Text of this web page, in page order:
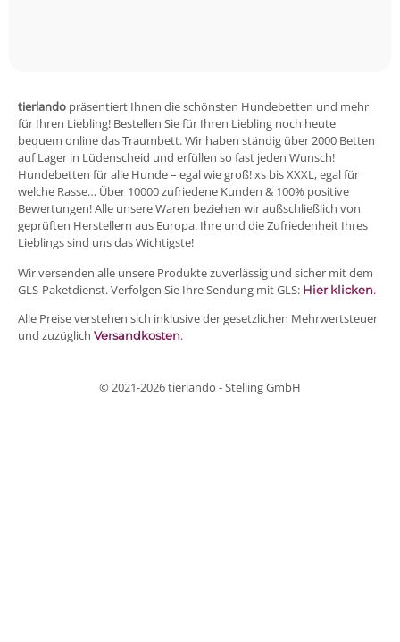
tierlando präsentiert Ihnen die schönsten Hundebetten und mehr
für Ihren Liebling! Bestellen Sie für Ihren Liebling noch heute
bequem online das Traumbett. Wir haben ständig über 2000 Betten
auf Lager in Lüdenscheid und erfüllen so fast jeden Wunsch!
Hundebetten für alle Hunde – egal wie groß! xs bis XXXL, egal für
welche Rasse… Über 10000 zufriedene Kunden & 100% positive
Bewertungen! Alle unsere Waren beziehen wir außschließlich von
geprüften Herstellern aus Europa. Ihre und die Zufriedenheit Ihres
Lieblings sind uns das Wichtigste!
Wir versenden alle unsere Produkte zuverlässig und sicher mit dem
GLS-Paketdienst. Verfolgen Sie Ihre Sendung mit GLS: Hier klicken.
Alle Preise verstehen sich inklusive der gesetzlichen Mehrwertsteuer
und zuzüglich Versandkosten.
© 2021-2026 tierlando - Stelling GmbH